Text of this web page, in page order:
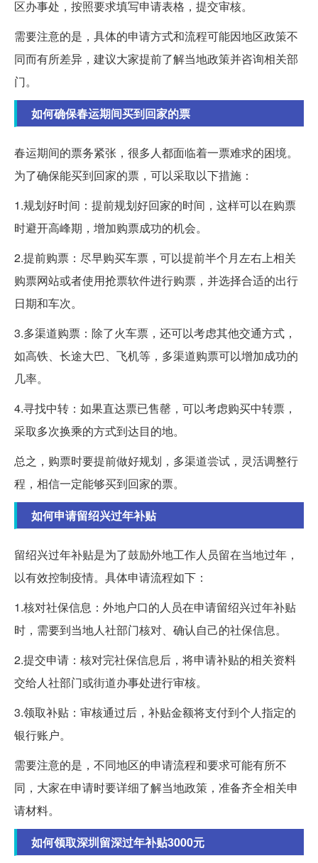
区办事处，按照要求填写申请表格，提交审核。
需要注意的是，具体的申请方式和流程可能因地区政策不
同而有所差异，建议大家提前了解当地政策并咨询相关部
门。
如何确保春运期间买到回家的票
春运期间的票务紧张，很多人都面临着一票难求的困境。
为了确保能买到回家的票，可以采取以下措施：
1.规划好时间：提前规划好回家的时间，这样可以在购票
时避开高峰期，增加购票成功的机会。
2.提前购票：尽早购买车票，可以提前半个月左右上相关
购票网站或者使用抢票软件进行购票，并选择合适的出行
日期和车次。
3.多渠道购票：除了火车票，还可以考虑其他交通方式，
如高铁、长途大巴、飞机等，多渠道购票可以增加成功的
几率。
4.寻找中转：如果直达票已售罄，可以考虑购买中转票，
采取多次换乘的方式到达目的地。
总之，购票时要提前做好规划，多渠道尝试，灵活调整行
程，相信一定能够买到回家的票。
如何申请留绍兴过年补贴
留绍兴过年补贴是为了鼓励外地工作人员留在当地过年，
以有效控制疫情。具体申请流程如下：
1.核对社保信息：外地户口的人员在申请留绍兴过年补贴
时，需要到当地人社部门核对、确认自己的社保信息。
2.提交申请：核对完社保信息后，将申请补贴的相关资料
交给人社部门或街道办事处进行审核。
3.领取补贴：审核通过后，补贴金额将支付到个人指定的
银行账户。
需要注意的是，不同地区的申请流程和要求可能有所不
同，大家在申请时要详细了解当地政策，准备齐全相关申
请材料。
如何领取深圳留深过年补贴3000元